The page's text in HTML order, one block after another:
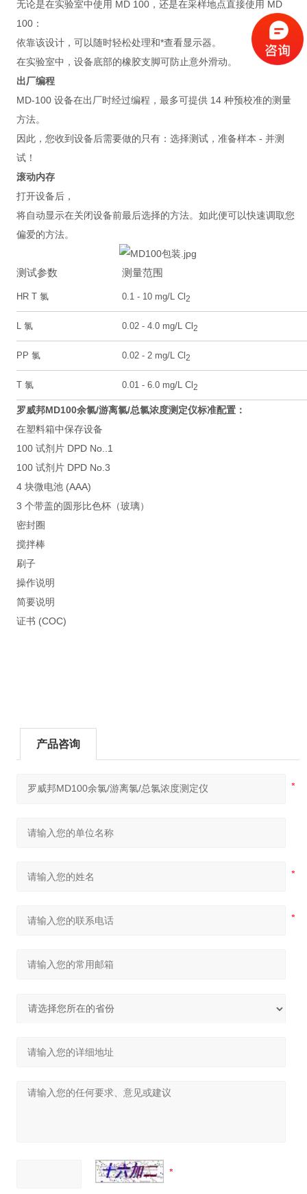
无论是在实验室中使用 MD 100，还是在采样地点直接使用 MD
100：
依靠该设计，可以随时轻松处理和*查看显示器。
在实验室中，设备底部的橡胶支脚可防止意外滑动。
出厂编程
MD-100 设备在出厂时经过编程，最多可提供 14 种预校准的测量
方法。
因此，您收到设备后需要做的只有：选择测试，准备样本 - 并测
试！
滚动内存
打开设备后，
将自动显示在关闭设备前最后选择的方法。如此便可以快速调取您
偏爱的方法。
测试参数 测量范围
HR T 氯 0.1 - 10 mg/L Cl 2
L 氯 0.02 - 4.0 mg/L Cl 2
PP 氯 0.02 - 2 mg/L Cl 2
T 氯 0.01 - 6.0 mg/L Cl 2
罗威邦MD100余氯/游离氯/总氯浓度测定仪标准配置：
在塑料箱中保存设备
100 试剂片 DPD No..1
100 试剂片 DPD No.3
4 块微电池 (AAA)
3 个带盖的圆形比色杯（玻璃）
密封圈
搅拌棒
刷子
操作说明
简要说明
证书 (COC)
产品咨询